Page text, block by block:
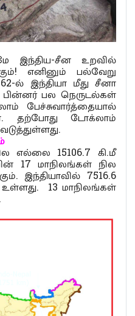
இந்திய-சீன உறவில்
எனினும் பல்வேறு
ல் இந்தியா மீது சீனா
பல நெருடல்கள்
பேச்சுவார்த்தையால்
தற்போது டோக்லாம்
எல்லை 15106.7 கி.மீ
17 மாநிலங்கள் நில
இந்தியாவில் 7516.6
உள்ளது. 13 மாநிலங்கள்